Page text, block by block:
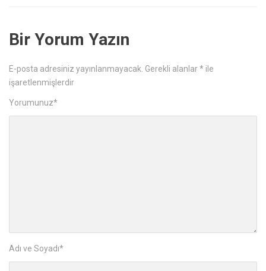
Bir Yorum Yazın
E-posta adresiniz yayınlanmayacak. Gerekli alanlar* ile
işaretlenmişlerdir
Yorumunuz*
Adı ve Soyadı*